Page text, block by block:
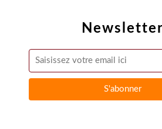
Newsletter